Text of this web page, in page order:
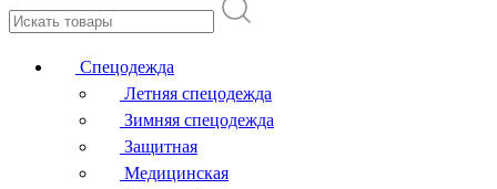
Спецодежда
Летняя спецодежда
Зимняя спецодежда
Защитная
Медицинская